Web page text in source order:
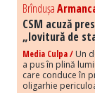
Brîndușa
CSM acuză
„lovitură de
Media Culpa / Un
a pus în plină
care conduce în
oligarhie